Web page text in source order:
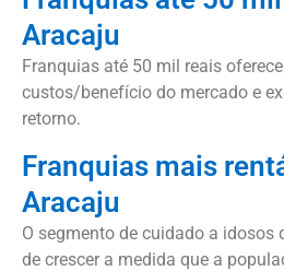
Aracaju
Franquias até 50 mil reais
custos/benefício do mercado e
retorno.
Franquias mais
Aracaju
O segmento de cuidado a idosos
de crescer a medida que a